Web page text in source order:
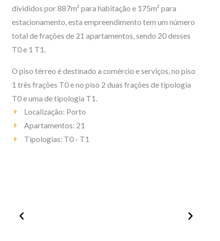
divididos por 887m² para habitação e 175m² para
estacionamento, esta empreendimento tem um número
total de frações de 21 apartamentos, sendo 20 desses
T0 e 1 T1.
O piso térreo é destinado a comércio e serviços, no piso
1 três frações T0 e no piso 2 duas frações de tipologia
T0 e uma de tipologia T1.
Localização: Porto
Apartamentos: 21
Tipologias: T0 - T1